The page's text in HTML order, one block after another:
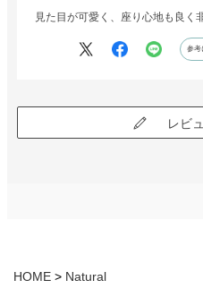
見た目が可愛く、座り心地も良く
参考
レビ
HOME Natural